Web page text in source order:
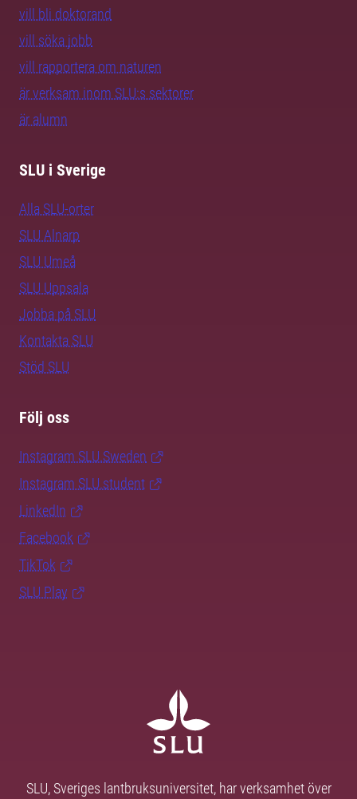
vill bli doktorand
vill söka jobb
vill rapportera om naturen
är verksam inom SLU:s sektorer
är alumn
SLU i Sverige
Alla SLU-orter
SLU Alnarp
SLU Umeå
SLU Uppsala
Jobba på SLU
Kontakta SLU
Stöd SLU
Följ oss
Instagram SLU.Sweden
Instagram SLU.student
LinkedIn
Facebook
TikTok
SLU Play
SLU, Sveriges lantbruksuniversitet, har verksamhet över